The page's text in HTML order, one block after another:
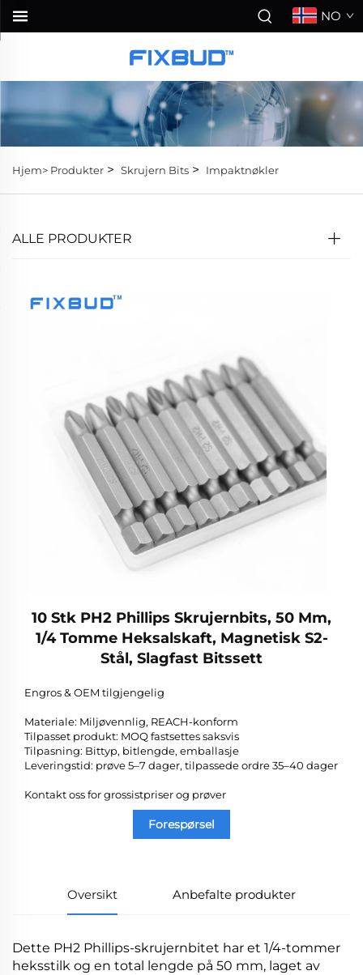
NO
Hjem> Produkter > Skrujern Bits > Impaktnøkler
ALLE PRODUKTER
10 Stk PH2 Phillips Skrujernbits, 50 Mm,
1/4 Tomme Heksalskaft, Magnetisk S2-
Stål, Slagfast Bitssett
Engros & OEM tilgjengelig
Materiale: Miljøvennlig, REACH-konform
Tilpasset produkt: MOQ fastsettes saksvis
Tilpasning: Bittyp, bitlengde, emballasje
Leveringstid: prøve 5–7 dager, tilpassede ordre 35–40 dager
Kontakt oss for grossistpriser og prøver
Forespørsel
Oversikt Anbefalte produkter
Dette PH2 Phillips-skrujernbitet har et 1/4-tommer
heksstilk og en total lengde på 50 mm, laget av